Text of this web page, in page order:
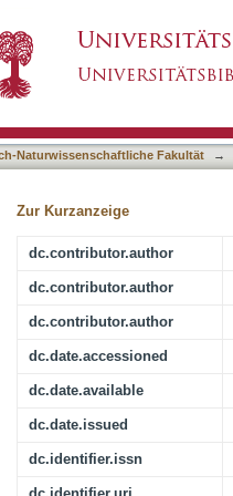
Naturwissenschaftliche Fakultät →
Zur Kurzanzeige
dc.contributor.author
dc.contributor.author
dc.contributor.author
dc.date.accessioned
dc.date.available
dc.date.issued
dc.identifier.issn